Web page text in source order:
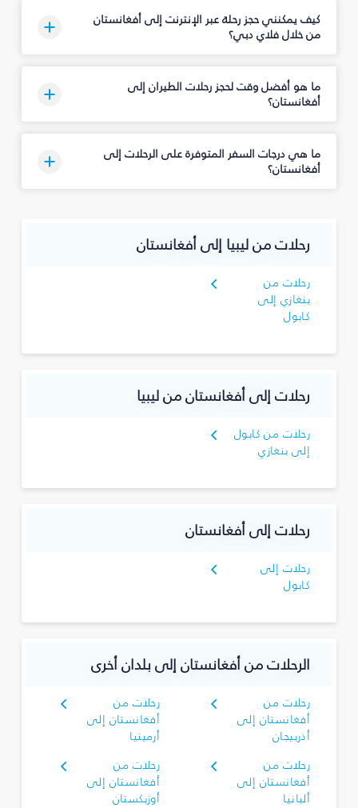
كيف يمكنني حجز رحلة عبر الإنترنت إلى أفغانستان
من خلال فلاي دبي؟
ما هو أفضل وقت لحجز رحلات الطيران إلى
أفغانستان؟
ما هي درجات السفر المتوفرة على الرحلات إلى
أفغانستان؟
رحلات من ليبيا إلى أفغانستان
رحلات من
بنغازي إلى
كابول
رحلات إلى أفغانستان من ليبيا
رحلات من كابول
إلى بنغازي
رحلات إلى أفغانستان
رحلات إلى
كابول
الرحلات من أفغانستان إلى بلدان أخرى
رحلات من
أفغانستان إلى
أذربيجان
رحلات من
أفغانستان إلى
أرمينيا
رحلات من
أفغانستان إلى
ألبانيا
رحلات من
أفغانستان إلى
أوزبكستان